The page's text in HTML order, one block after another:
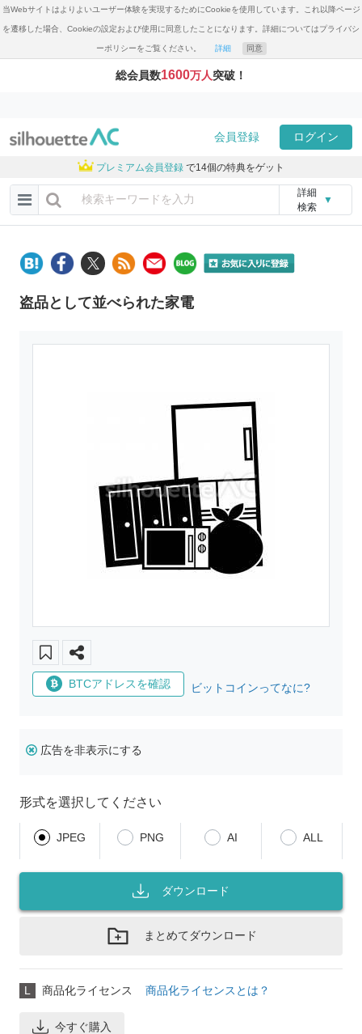
当Webサイトはよりよいユーザー体験を実現するためにCookieを使用しています。これ以降ページ
を遷移した場合、Cookieの設定および使用に同意したことになります。詳細についてはプライバシ
ーポリシーをご覧ください。 詳細 同意
総会員数1600万人突破！
会員登録 ログイン
プレミアム会員登録 で14個の特典をゲット
詳細
検索
▼
盗品として並べられた家電
BTCアドレスを確認 ビットコインってなに?
広告を非表示にする
形式を選択してください
JPEG PNG AI ALL
ダウンロード
まとめてダウンロード
L 商品化ライセンス 商品化ライセンスとは？
今すぐ購入